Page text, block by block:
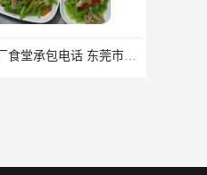
石岩镇工厂食堂承包电话 东莞市食安膳食管理服务有限公司